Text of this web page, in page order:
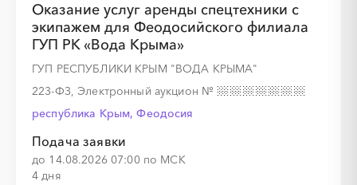
Оказание услуг аренды спецтехники с
экипажем для Феодосийского филиала
ГУП РК «Вода Крыма»
ГУП РЕСПУБЛИКИ КРЫМ "ВОДА КРЫМА"
223-ФЗ, Электронный аукцион №
республика Крым, Феодосия
Подача заявки
до 14.08.2026 07:00 по МСК
4 дня